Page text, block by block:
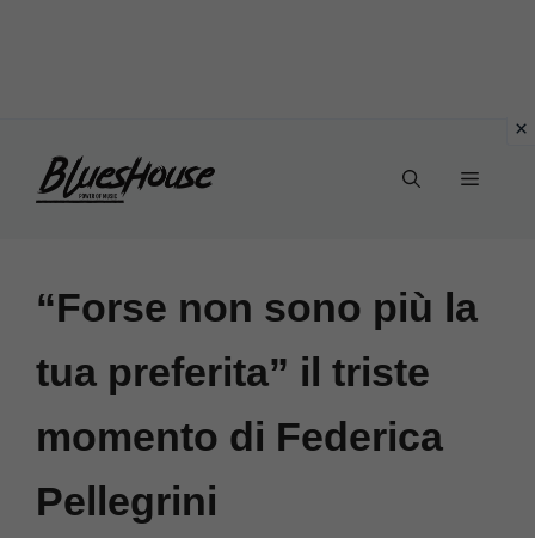
Menu
“Forse non sono più la
tua preferita” il triste
momento di Federica
Pellegrini